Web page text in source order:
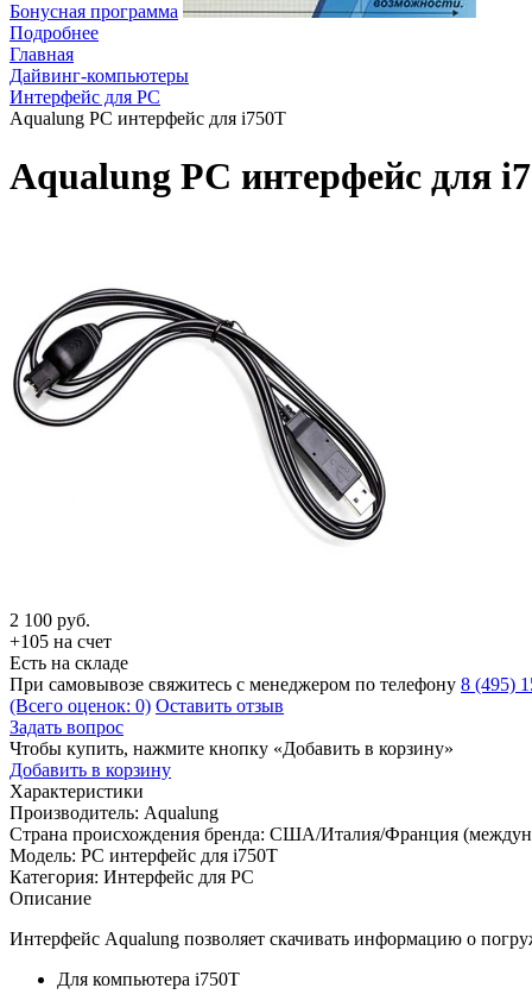
Бонусная программа
Подробнее
Главная
Дайвинг-компьютеры
Интерфейс для PC
Aqualung PC интерфейс для i750T
Aqualung PC интерфейс для
2 100 руб.
+105 на счет
Есть на складе
При самовывозе свяжитесь с менеджером по телефону 8 (495)
(Всего оценок: 0) Оставить отзыв
Задать вопрос
Чтобы купить, нажмите кнопку «Добавить в корзину»
Добавить в корзину
Характеристики
Производитель: Aqualung
Страна происхождения бренда: США/Италия/Франция
Модель: PC интерфейс для i750T
Категория: Интерфейс для PC
Описание
Интерфейс Aqualung позволяет скачивать информацию о
Для компьютера i750T